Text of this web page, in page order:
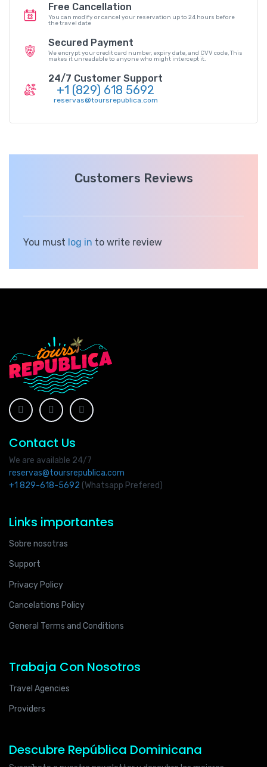
Free Cancellation
You can modify or cancel your reservation up to 24 hours before
the travel date
Secured Payment
We encrypt your credit card number, expiry date, and CVV code, This
makes it unreadable to anyone who might intercept it.
24/7 Customer Support
+1 (829) 618 5692
reservas@toursrepublica.com
Customers Reviews
You must log in to write review
Contact Us
We are available 24/7
reservas@toursrepublica.com
+1 829-618-5692 (Whatsapp Prefered)
Links importantes
Sobre nosotras
Support
Privacy Policy
Cancelations Policy
General Terms and Conditions
Trabaja Con Nosotros
Travel Agencies
Providers
Descubre República Dominicana